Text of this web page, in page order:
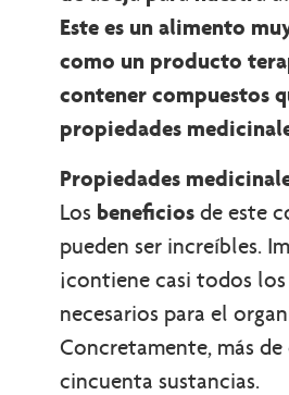
Este es un alimento
como un producto
contener compuestos
propiedades
Propiedades
Los beneficiosde este
pueden ser increíbles.
¡contiene casi todos
necesarios para el
Concretamente, más
cincuenta sustancias.